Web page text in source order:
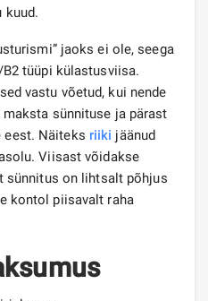
kuud.
jaoks ei ole, seega
tüüpi külastusviisa.
vastu võetud, kui nende
sünnituse ja pärast
eest. Näiteks riiki jäänud
Viisast võidakse
sünnitus on lihtsalt põhjus
kontol piisavalt raha